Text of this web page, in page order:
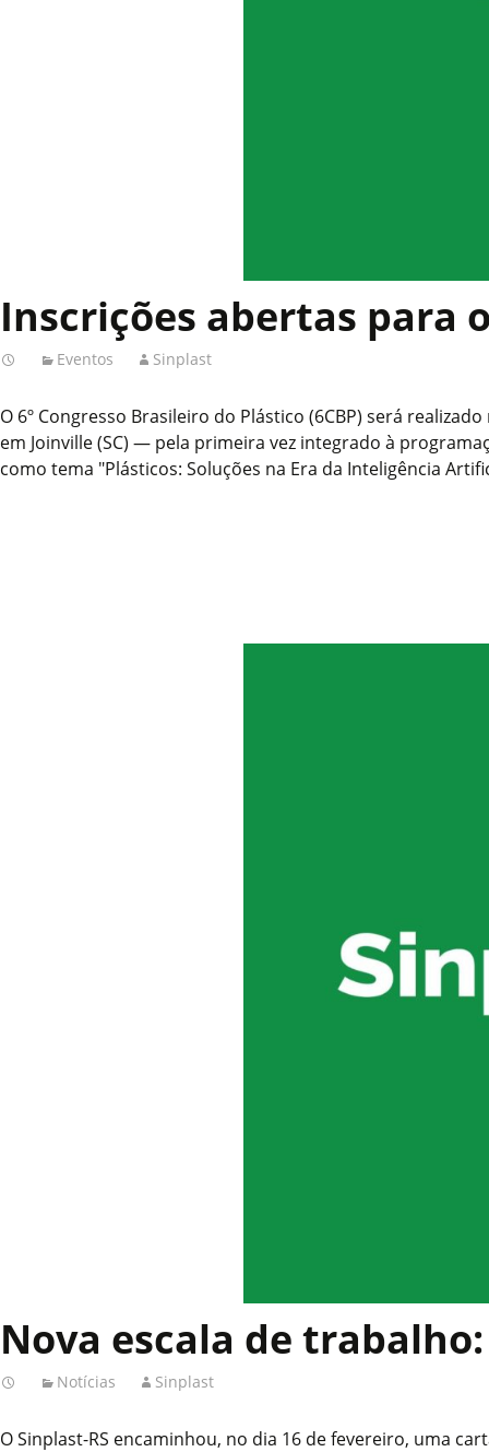
Inscrições abertas para
Eventos Sinplast
O 6º Congresso Brasileiro do Plástico (6CBP) será
em Joinville (SC) — pela primeira vez integrado à
como tema "Plásticos: Soluções na Era da Inteligência
Nova escala de
Notícias Sinplast
O Sinplast-RS encaminhou, no dia 16 de fevereiro, uma